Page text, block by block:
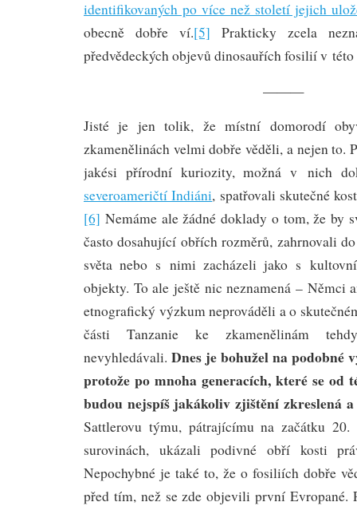
identifikovaných po více než století jejich
obecně dobře ví.[5] Prakticky zcela
předvědeckých objevů dinosauřích fosilií v
———
Jisté je jen tolik, že místní domorodí
zkamenělinách velmi dobře věděli, a nejen to.
jakési přírodní kuriozity, možná v nich
severoameričtí Indiáni, spatřovali skutečné
[6] Nemáme ale žádné doklady o tom, že by
často dosahující obřích rozměrů, zahrnovali
světa nebo s nimi zacházeli jako s
objekty. To ale ještě nic neznamená – Němci
etnografický výzkum neprováděli a o
části Tanzanie ke zkamenělinám
nevyhledávali.Dnes je bohužel na podobné
protože po mnoha generacích, které se od
budou nejspíš jakákoliv zjištění zkreslená a
Sattlerovu týmu, pátrajícímu na začátku 20.
surovinách, ukázali podivné obří kosti
Nepochybné je také to, že o fosiliích dobře
před tím, než se zde objevili první Evropané.